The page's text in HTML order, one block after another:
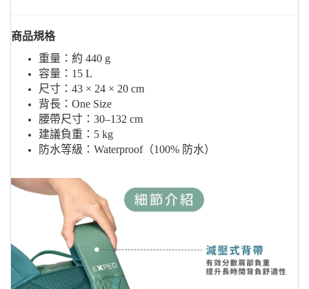
商品規格
重量：約 440 g
容量：15 L
尺寸：43 × 24 × 20 cm
背長：One Size
腰帶尺寸：30–132 cm
建議負重：5 kg
防水等級：Waterproof（100% 防水）